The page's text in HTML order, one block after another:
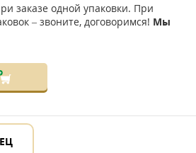
заказе одной упаковки. При
– звоните, договоримся! Мы